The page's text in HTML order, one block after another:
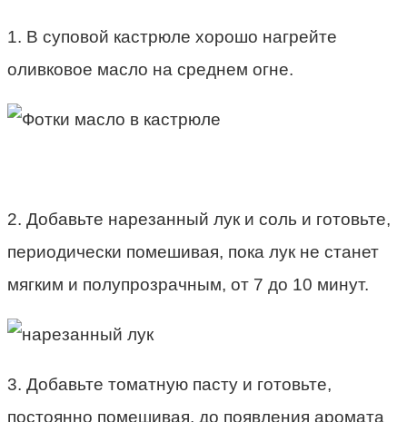
1. В суповой кастрюле хорошо нагрейте
оливковое масло на среднем огне.
2. Добавьте нарезанный лук и соль и готовьте,
периодически помешивая, пока лук не станет
мягким и полупрозрачным, от 7 до 10 минут.
3. Добавьте томатную пасту и готовьте,
постоянно помешивая, до появления аромата